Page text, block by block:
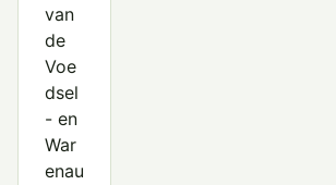
van
de
Voe
dsel
- en
War
enau